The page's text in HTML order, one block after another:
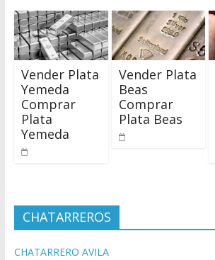
Vender Plata
Yemeda
Comprar
Plata
Yemeda
Vender Plata
Beas
Comprar
Plata Beas
CHATARREROS
CHATARRERO AVILA